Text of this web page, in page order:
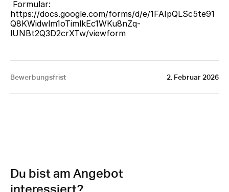
https://docs.google.com/forms/d/e/1FAIpQLSc5te91
Q8KWidwlm1oTimlkEc1WKu8nZq-
lUNBt2Q3D2crXTw/viewform
Bewerbungsfrist 2. Februar 2026
Du bist am Angebot
interessiert?